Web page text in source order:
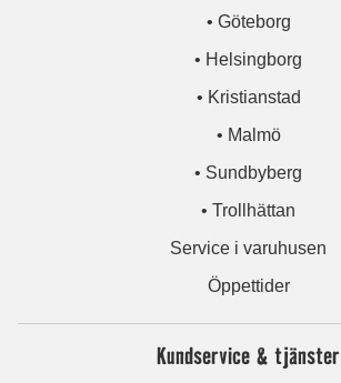
• Göteborg
• Helsingborg
• Kristianstad
• Malmö
• Sundbyberg
• Trollhättan
Service i varuhusen
Öppettider
Kundservice & tjänster